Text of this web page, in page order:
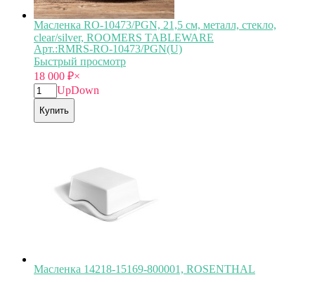
Масленка RO-10473/PGN, 21,5 см, металл, стекло,
clear/silver, ROOMERS TABLEWARE
Арт.:RMRS-RO-10473/PGN(U)
Быстрый просмотр
18 000 ₽×
UpDown
Купить
Масленка 14218-15169-800001, ROSENTHAL